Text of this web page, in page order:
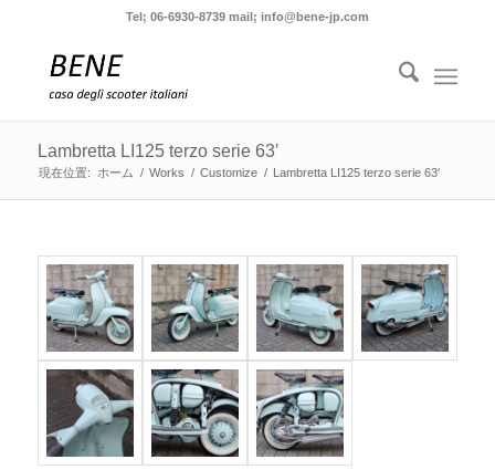
Tel; 06-6930-8739 mail; info@bene-jp.com
Lambretta LI125 terzo serie 63′
現在位置: ホーム / Works / Customize / Lambretta LI125 terzo serie 63′